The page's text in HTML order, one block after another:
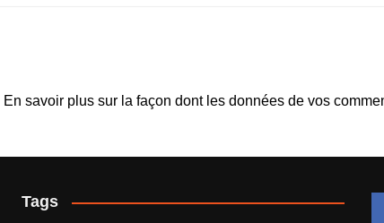
En savoir plus sur la façon dont les données de vos
Tags